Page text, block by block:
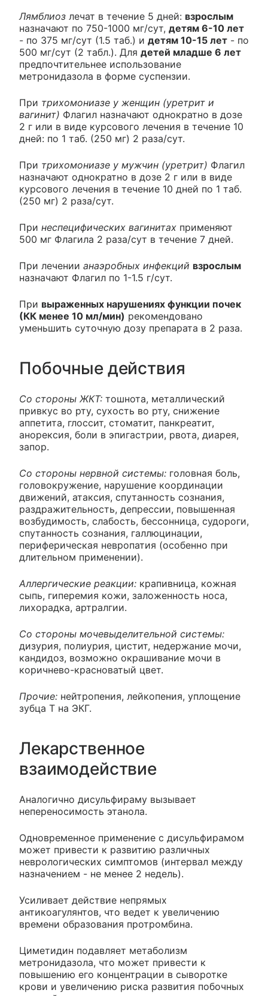
Лямблиоз лечат в течение 5 дней: взрослым
назначают по 750-1000 мг/сут, детям 6-10 лет
- по 375 мг/сут (1.5 таб.) и детям 10-15 лет - по
500 мг/сут (2 табл.). Для детей младше 6 лет
предпочтительнее использование
метронидазола в форме суспензии.
При трихомониазе у женщин (уретрит и
вагинит) Флагил назначают однократно в дозе
2 г или в виде курсового лечения в течение 10
дней: по 1 таб. (250 мг) 2 раза/сут.
При трихомониазе у мужчин (уретрит) Флагил
назначают однократно в дозе 2 г или в виде
курсового лечения в течение 10 дней по 1 таб.
(250 мг) 2 раза/сут.
При неспецифических вагинитах применяют
500 мг Флагила 2 раза/сут в течение 7 дней.
При лечении анаэробных инфекций взрослым
назначают Флагил по 1-1.5 г/сут.
При выраженных нарушениях функции почек
(КК менее 10 мл/мин) рекомендовано
уменьшить суточную дозу препарата в 2 раза.
Побочные действия
Со стороны ЖКТ: тошнота, металлический
привкус во рту, сухость во рту, снижение
аппетита, глоссит, стоматит, панкреатит,
анорексия, боли в эпигастрии, рвота, диарея,
запор.
Со стороны нервной системы: головная боль,
головокружение, нарушение координации
движений, атаксия, спутанность сознания,
раздражительность, депрессии, повышенная
возбудимость, слабость, бессонница, судороги,
спутанность сознания, галлюцинации,
периферическая невропатия (особенно при
длительном применении).
Аллергические реакции: крапивница, кожная
сыпь, гиперемия кожи, заложенность носа,
лихорадка, артралгии.
Со стороны мочевыделительной системы:
дизурия, полиурия, цистит, недержание мочи,
кандидоз, возможно окрашивание мочи в
коричнево-красноватый цвет.
Прочие: нейтропения, лейкопения, уплощение
зубца Т на ЭКГ.
Лекарственное
взаимодействие
Аналогично дисульфираму вызывает
непереносимость этанола.
Одновременное применение с дисульфирамом
может привести к развитию различных
неврологических симптомов (интервал между
назначением - не менее 2 недель).
Усиливает действие непрямых
антикоагулянтов, что ведет к увеличению
времени образования протромбина.
Циметидин подавляет метаболизм
метронидазола, что может привести к
повышению его концентрации в сыворотке
крови и увеличению риска развития побочных